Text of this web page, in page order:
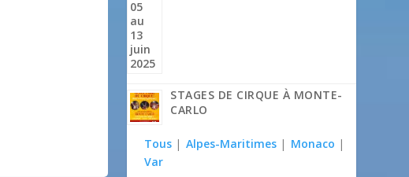
STAGES DE CIRQUE À MONTE-
CARLO
Tous | Alpes-Maritimes | Monaco |
Var